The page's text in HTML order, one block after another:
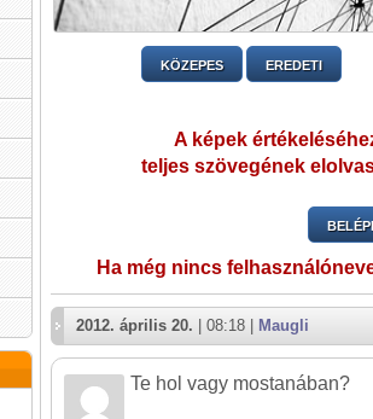
KÖZEPES EREDETI
A képek
teljes szövegének
Ha még nincs
2012. április 20. | 08:18 | Maugli
Te hol vagy mostanában?